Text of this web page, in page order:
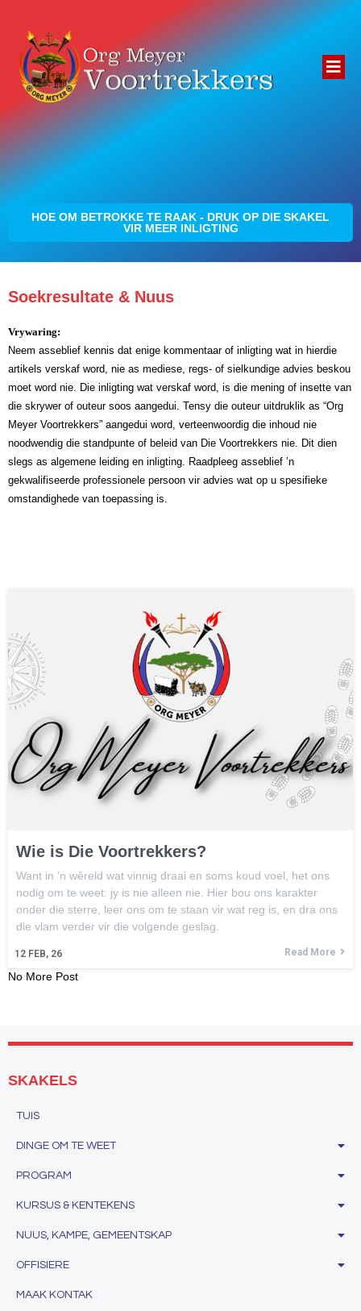
HOE OM BETROKKE TE RAAK - DRUK OP DIE SKAKEL
VIR MEER INLIGTING
Soekresultate & Nuus
Vrywaring:
Neem asseblief kennis dat enige kommentaar of inligting wat in hierdie
artikels verskaf word, nie as mediese, regs- of sielkundige advies beskou
moet word nie. Die inligting wat verskaf word, is die mening of insette van
die skrywer of outeur soos aangedui. Tensy die outeur uitdruklik as “Org
Meyer Voortrekkers” aangedui word, verteenwoordig die inhoud nie
noodwendig die standpunte of beleid van Die Voortrekkers nie. Dit dien
slegs as algemene leiding en inligting. Raadpleeg asseblief ’n
gekwalifiseerde professionele persoon vir advies wat op u spesifieke
omstandighede van toepassing is.
Wie is Die Voortrekkers?
12 FEB, 26
Want in ’n wêreld wat vinnig draai en soms koud voel, het ons
nodig om te weet: jy is nie alleen nie. Hier bou ons karakter
onder die sterre, leer ons om te staan vir wat reg is, en dra ons
die vlam verder vir die volgende geslag.
Read More
No More Post
SKAKELS
TUIS
DINGE OM TE WEET
PROGRAM
KURSUS & KENTEKENS
NUUS, KAMPE, GEMEENTSKAP
OFFISIERE
MAAK KONTAK